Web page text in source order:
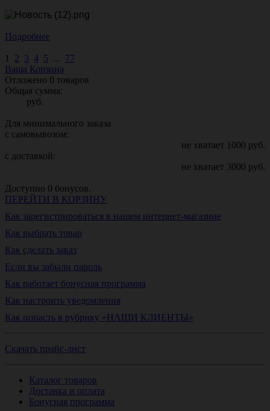
Подробнее
1 2 3 4 5 ... 77
Ваша Корзина
Отложено 0 товаров
Общая сумма:
руб.
Для минимального заказа
с самовывозом:
не хватает 1000 руб.
с доставкой:
не хватает 3000 руб.
Доступно 0 бонусов.
ПЕРЕЙТИ В КОРЗИНУ
Как зарегистрироваться в нашем интернет-магазине
Как выбрать товар
Как сделать заказ
Если вы забыли пароль
Как работает бонусная программа
Как настроить уведомления
Как попасть в рубрику «НАШИ КЛИЕНТЫ»
Скачать прайс-лист
Каталог товаров
Доставка и оплата
Бонусная программа